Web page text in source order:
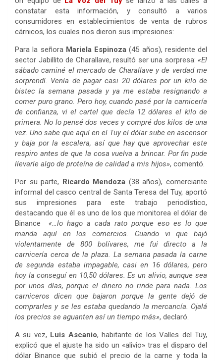
constatar esta información, y consultó a varios
consumidores en establecimientos de venta de rubros
cárnicos, los cuales nos dieron sus impresiones:
Para la señora Mariela Espinoza (45 años), residente del
sector Jabillito de Charallave, resultó ser una sorpresa: «El
sábado caminé el mercado de Charallave y de verdad me
sorprendí. Venía de pagar casi 20 dólares por un kilo de
bistec la semana pasada y ya me estaba resignando a
comer puro grano. Pero hoy, cuando pasé por la carnicería
de confianza, vi el cartel que decía 12 dólares el kilo de
primera. No lo pensé dos veces y compré dos kilos de una
vez. Uno sabe que aquí en el Tuy el dólar sube en ascensor
y baja por la escalera, así que hay que aprovechar este
respiro antes de que la cosa vuelva a brincar. Por fin pude
llevarle algo de proteína de calidad a mis hijos», comentó.
Por su parte, Ricardo Mendoza (38 años), comerciante
informal del casco central de Santa Teresa del Tuy, aportó
sus impresiones para este trabajo periodístico,
destacando que él es uno de los que monitorea el dólar de
Binance «…lo hago a cada rato porque eso es lo que
manda aquí en los comercios. Cuando vi que bajó
violentamente de 800 bolívares, me fui directo a la
carnicería cerca de la plaza. La semana pasada la carne
de segunda estaba impagable, casi en 16 dólares, pero
hoy la conseguí en 10,50 dólares. Es un alivio, aunque sea
por unos días, porque el dinero no rinde para nada. Los
carniceros dicen que bajaron porque la gente dejó de
comprarles y se les estaba quedando la mercancía. Ojalá
los precios se aguanten así un tiempo más», declaró.
A su vez, Luis Ascanio, habitante de los Valles del Tuy,
explicó que el ajuste ha sido un «alivio» tras el disparo del
dólar Binance que subió el precio de la carne y toda la